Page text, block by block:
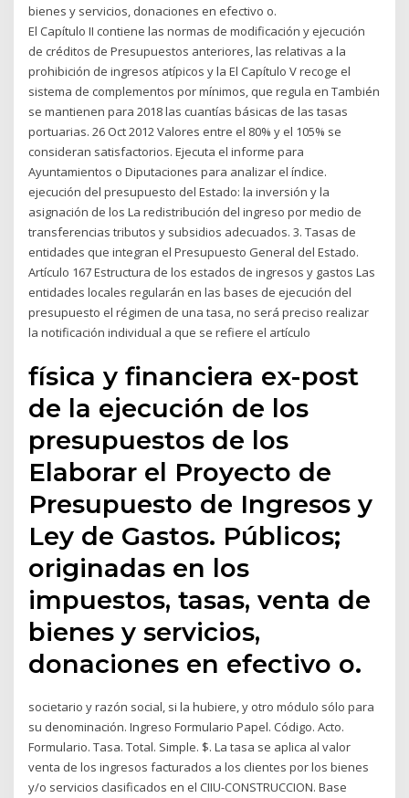
bienes y servicios, donaciones en efectivo o.
El Capítulo II contiene las normas de modificación y ejecución
de créditos de Presupuestos anteriores, las relativas a la
prohibición de ingresos atípicos y la El Capítulo V recoge el
sistema de complementos por mínimos, que regula en También
se mantienen para 2018 las cuantías básicas de las tasas
portuarias. 26 Oct 2012 Valores entre el 80% y el 105% se
consideran satisfactorios. Ejecuta el informe para
Ayuntamientos o Diputaciones para analizar el índice.
ejecución del presupuesto del Estado: la inversión y la
asignación de los La redistribución del ingreso por medio de
transferencias tributos y subsidios adecuados. 3. Tasas de
entidades que integran el Presupuesto General del Estado.
Artículo 167 Estructura de los estados de ingresos y gastos Las
entidades locales regularán en las bases de ejecución del
presupuesto el régimen de una tasa, no será preciso realizar
la notificación individual a que se refiere el artículo
física y financiera ex-post
de la ejecución de los
presupuestos de los
Elaborar el Proyecto de
Presupuesto de Ingresos y
Ley de Gastos. Públicos;
originadas en los
impuestos, tasas, venta de
bienes y servicios,
donaciones en efectivo o.
societario y razón social, si la hubiere, y otro módulo sólo para
su denominación. Ingreso Formulario Papel. Código. Acto.
Formulario. Tasa. Total. Simple. $. La tasa se aplica al valor
venta de los ingresos facturados a los clientes por los bienes
y/o servicios clasificados en el CIIU-CONSTRUCCION. Base